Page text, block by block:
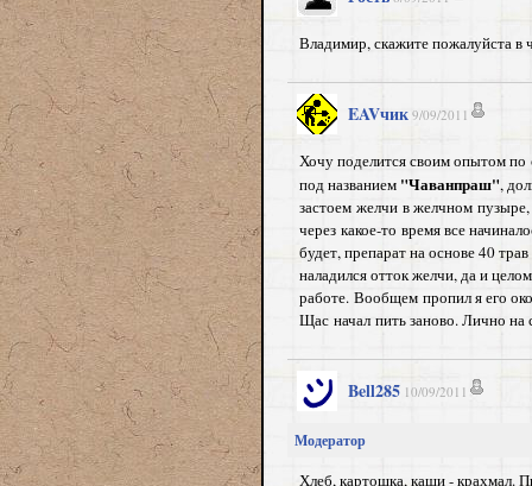
Владимир, скажите пожалуйста в
EAVчик 9/09/2011
Хочу поделится своим опытом по
под названием "Чаванпраш",
застоем желчи в желчном
через какое-то время все
будет, препарат на основе 40
наладился отток желчи, да и
работе. Вообщем пропил я его
Щас начал пить заново. Лично на
Bell285 10/09/2011
Модератор
Хлеб, картошка, каши - крахмал.